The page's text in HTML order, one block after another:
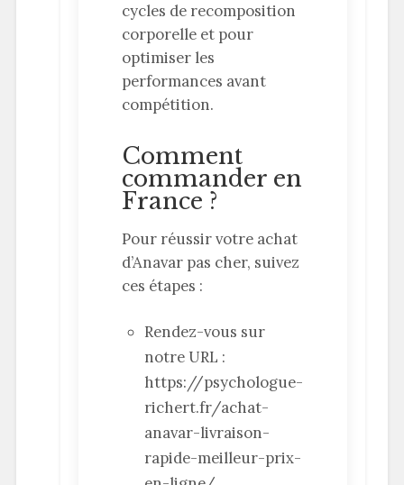
cycles de recomposition
corporelle et pour
optimiser les
performances avant
compétition.
Comment
commander en
France ?
Pour réussir votre achat
d’Anavar pas cher, suivez
ces étapes :
Rendez-vous sur
notre URL :
https://psychologue-
richert.fr/achat-
anavar-livraison-
rapide-meilleur-prix-